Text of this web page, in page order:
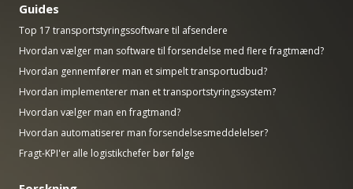
Guides
Top 17 transportstyringssoftware til afsendere
Hvordan vælger man software til forsendelse med flere fragtmænd?
Hvordan gennemfører man et simpelt transportudbud?
Hvordan implementerer man et transportstyringssystem?
Hvordan vælger man en fragtmand?
Hvordan automatiserer man forsendelsesmeddelelser?
Fragt-KPI'er alle logistikchefer bør følge